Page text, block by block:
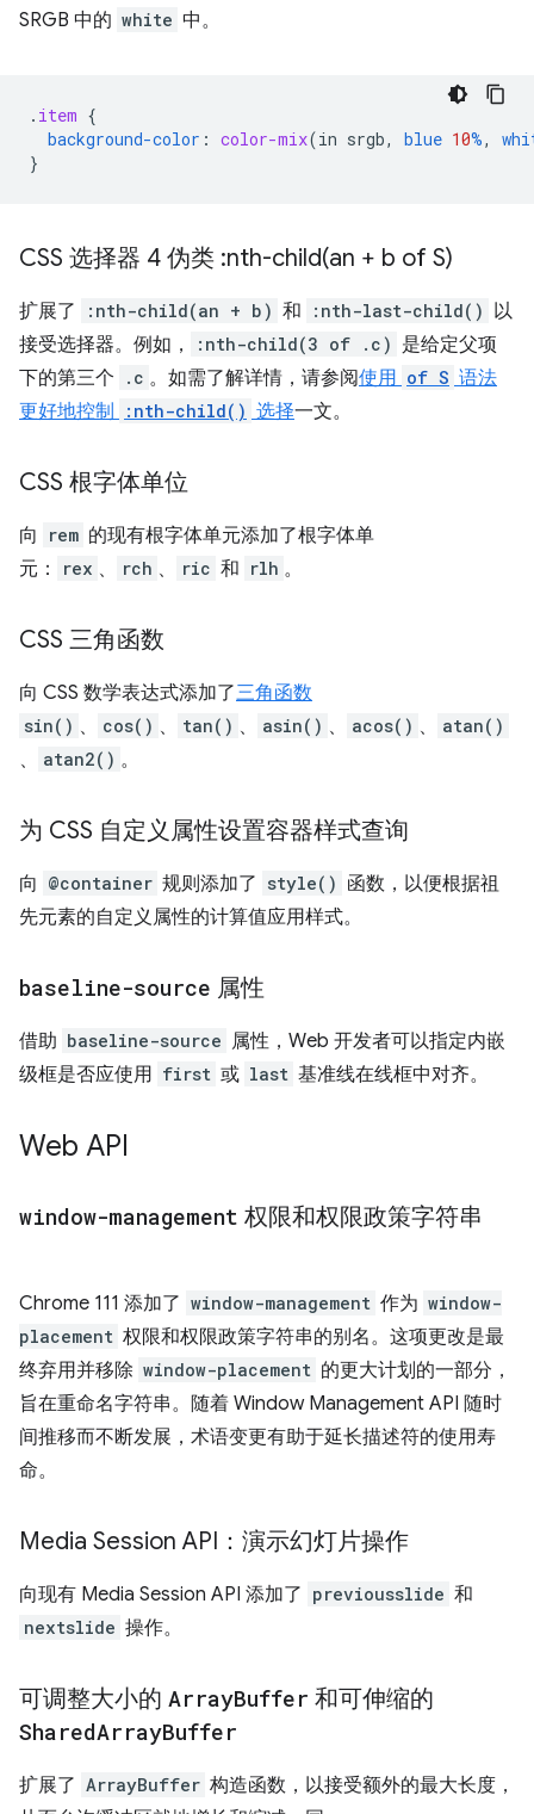
SRGB 中的 white 中。
. item {
background-color : color-mix(in srgb, blue 10%,
}
CSS 选择器 4 伪类 :nth-child(an + b of S)
扩展了 :nth-child(an + b) 和 :nth-last-child() 以
接受选择器。例如，
:nth-child(3 of .c) 是给定父项
下的第三个
.c 。如需了解详情，请参阅使用 of S 语法
更好地控制
:nth-child() 选择一文。
CSS 根字体单位
向 rem 的现有根字体单元添加了根字体单
元：
rex 、 rch 、 ric 和 rlh 。
CSS 三角函数
向 CSS 数学表达式添加了三角函数
sin() 、 cos() 、 tan() 、 asin() 、 acos() 、 atan()
、 atan2() 。
为 CSS 自定义属性设置容器样式查询
向 @container 规则添加了 style() 函数，以便根据祖
先元素的自定义属性的计算值应用样式。
baseline-source 属性
借助 baseline-source 属性，Web 开发者可以指定内嵌
级框是否应使用 first 或 last 基准线在线框中对齐。
Web API
window-management 权限和权限政策字符串
Chrome 111 添加了 window-management 作为 window-
placement 权限和权限政策字符串的别名。这项更改是最
终弃用并移除 window-placement 的更大计划的一部分，
旨在重命名字符串。随着 Window Management API 随时
间推移而不断发展，术语变更有助于延长描述符的使用寿
命。
Media Session API：演示幻灯片操作
向现有 Media Session API 添加了 previousslide 和
nextslide 操作。
可调整大小的 ArrayBuffer 和可伸缩的
SharedArrayBuffer
扩展了 ArrayBuffer 构造函数，以接受额外的最大长度，